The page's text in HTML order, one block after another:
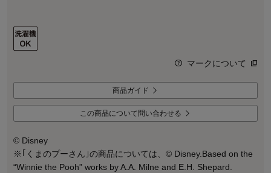
マークについて
商品ガイド
この商品について問い合わせる
© Disney
※｢くまのプーさん｣の商品については、© Disney.Based on the
“Winnie the Pooh” works by A.A. Milne and E.H. Shepard.